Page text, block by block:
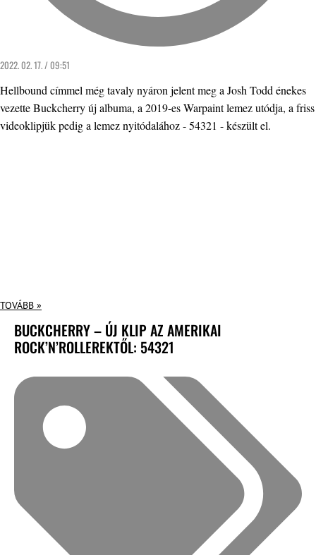
2022. 02. 17. / 09:51
Hellbound címmel még tavaly nyáron jelent meg a Josh Todd énekes
vezette Buckcherry új albuma, a 2019-es Warpaint lemez utódja, a friss
videoklipjük pedig a lemez nyitódalához - 54321 - készült el.
TOVÁBB »
BUCKCHERRY – ÚJ KLIP AZ AMERIKAI
ROCK’N’ROLLEREKTŐL: 54321